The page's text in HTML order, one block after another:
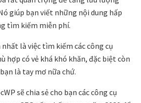
giúp bạn viết những nội dung hấp
tìm kiếm miễn phí.
là việc tìm kiếm các công cụ
hợp có vẻ khá khó khăn, đặc biệt còn
là tay mơ nữa chứ.
sẽ chia sẻ cho bạn các công cụ